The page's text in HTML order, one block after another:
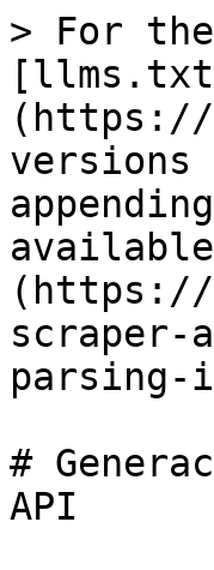
> For
(https://
versions
available
(https://
scraper-
#
API